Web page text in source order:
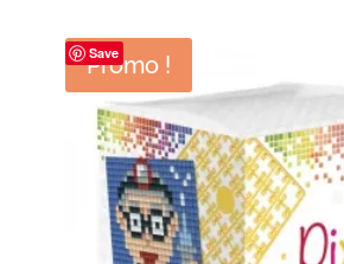
Save
Promo !